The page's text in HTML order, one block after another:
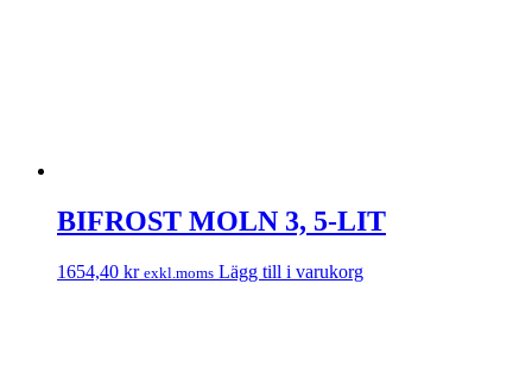
BIFROST MOLN 3, 5-LIT
1654,40 kr exkl.moms Lägg till i varukorg